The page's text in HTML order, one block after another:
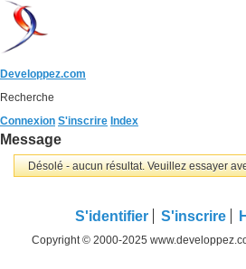
Developpez.com
Recherche
Connexion S'inscrire Index
Message
Désolé - aucun résultat. Veuillez essayer
S'identifier S'inscrire
Copyright © 2000-2025